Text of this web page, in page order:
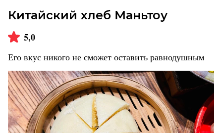
Китайский хлеб Маньтоу
5,0
Его вкус никого не сможет оставить равнодушным